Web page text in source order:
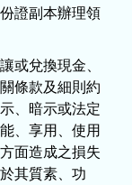
證副本辦理領
或兌換現金、
條款及細則約
、暗示或法定
、享用、使用
面造成之損失
其質素、功